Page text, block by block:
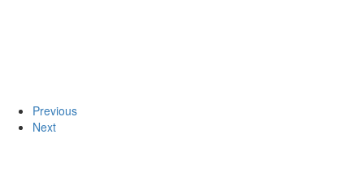
Previous
Next